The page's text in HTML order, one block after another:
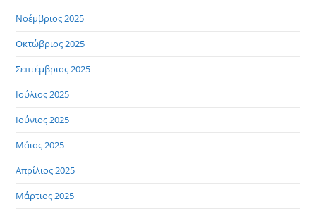
Νοέμβριος 2025
Οκτώβριος 2025
Σεπτέμβριος 2025
Ιούλιος 2025
Ιούνιος 2025
Μάιος 2025
Απρίλιος 2025
Μάρτιος 2025